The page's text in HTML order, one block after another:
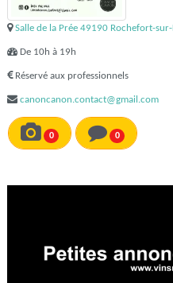
Salle de la Prée 49190 Rochefort-
De 10h à 19h
Réservé aux professionnels
canoncanon.contact@gmail.com
0 0